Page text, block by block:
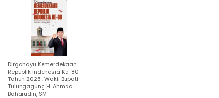
Dirgahayu Kemerdekaan
Republik Indonesia Ke-80
Tahun 2025 : Wakil Bupati
Tulungagung H. Ahmad
Baharudin, SM